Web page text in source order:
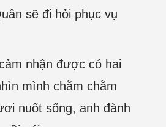
sẽ đi hỏi phục vụ
nhận được có hai
mình chằm chằm
nuốt sống, anh đành